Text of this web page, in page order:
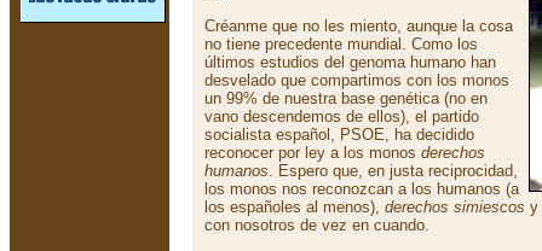
Créanme que no les miento, aunque la cosa
no tiene precedente mundial. Como los
últimos estudios del genoma humano han
desvelado que compartimos con los monos
un 99% de nuestra base genética (no en
vano descendemos de ellos), el partido
socialista español, PSOE, ha decidido
reconocer por ley a los monos derechos
humanos. Espero que, en justa reciprocidad,
los monos nos reconozcan a los humanos (a
los españoles al menos), derechos simiescos y
con nosotros de vez en cuando.